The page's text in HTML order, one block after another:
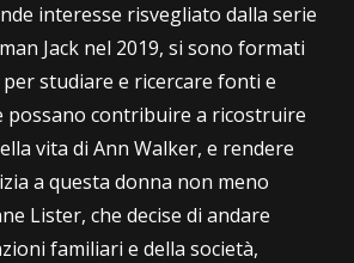
interesse risvegliato dalla serie
Jack nel 2019, si sono formati
studiare e ricercare fonti e
possano contribuire a ricostruire
vita di Ann Walker, e rendere
a questa donna non meno
Lister, che decise di andare
familiari e della società,